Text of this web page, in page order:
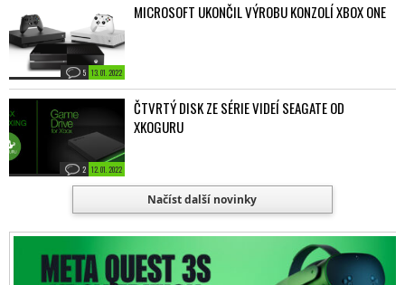
13. 01. 2022
5
MICROSOFT UKONČIL VÝROBU KONZOLÍ XBOX ONE
12. 01. 2022
2
ČTVRTÝ DISK ZE SÉRIE VIDEÍ SEAGATE OD
XKOGURU
Načíst další novinky